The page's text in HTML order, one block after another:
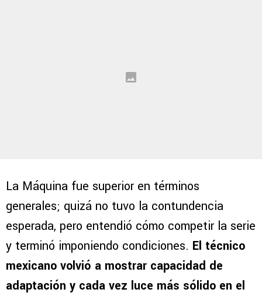
La Máquina fue superior en términos
generales; quizá no tuvo la contundencia
esperada, pero entendió cómo competir la serie
y terminó imponiendo condiciones. El técnico
mexicano volvió a mostrar capacidad de
adaptación y cada vez luce más sólido en el